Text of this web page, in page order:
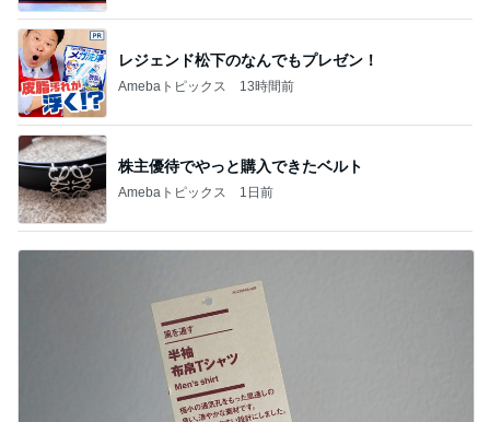
レジェンド松下のなんでもプレゼン！
Amebaトピックス 13時間前
株主優待でやっと購入できたベルト
Amebaトピックス 1日前